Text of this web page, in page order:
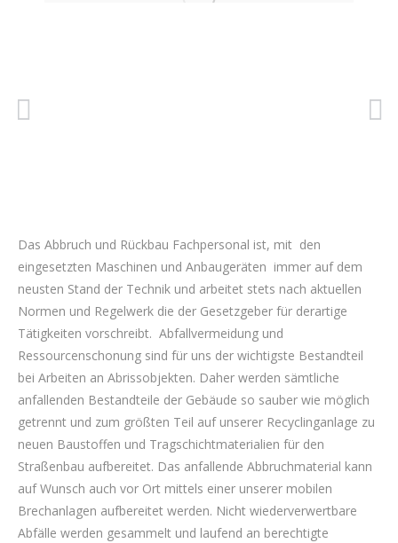
Das Abbruch und Rückbau Fachpersonal ist, mit den
eingesetzten Maschinen und Anbaugeräten immer auf dem
neusten Stand der Technik und arbeitet stets nach aktuellen
Normen und Regelwerk die der Gesetzgeber für derartige
Tätigkeiten vorschreibt. Abfallvermeidung und
Ressourcenschonung sind für uns der wichtigste Bestandteil
bei Arbeiten an Abrissobjekten. Daher werden sämtliche
anfallenden Bestandteile der Gebäude so sauber wie möglich
getrennt und zum größten Teil auf unserer Recyclinganlage zu
neuen Baustoffen und Tragschichtmaterialien für den
Straßenbau aufbereitet. Das anfallende Abbruchmaterial kann
auf Wunsch auch vor Ort mittels einer unserer mobilen
Brechanlagen aufbereitet werden. Nicht wiederverwertbare
Abfälle werden gesammelt und laufend an berechtigte